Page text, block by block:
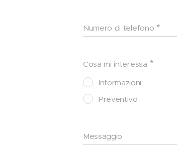
Numero di telefono
Cosa mi interessa
Informazioni
Preventivo
Messaggio